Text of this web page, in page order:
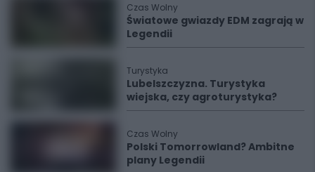
Czas Wolny
Światowe gwiazdy EDM zagrają w
Legendii
Turystyka
Lubelszczyzna. Turystyka
wiejska, czy agroturystyka?
Czas Wolny
Polski Tomorrowland? Ambitne
plany Legendii